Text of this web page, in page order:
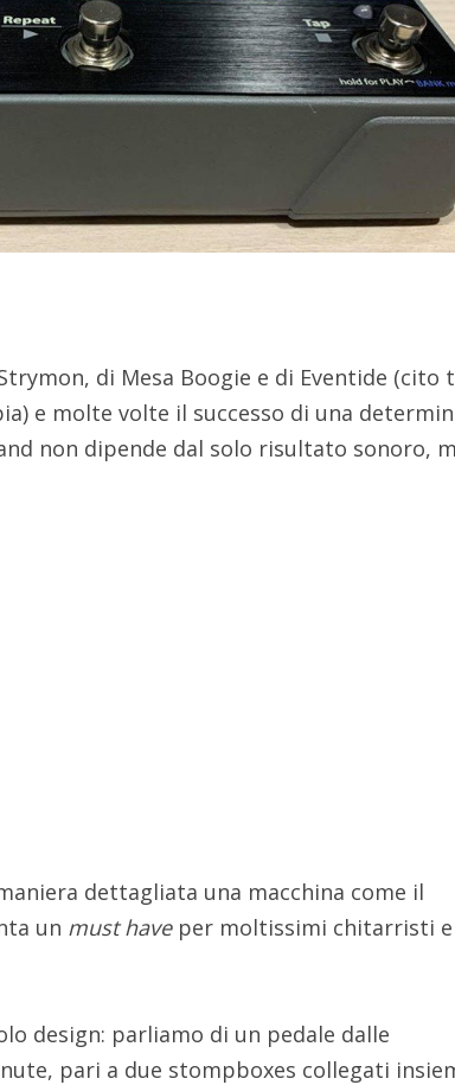
di Mesa Boogie e di Eventide (cito
e molte volte il successo di una
non dipende dal solo risultato sonoro,
dettagliata una macchina come il
un must haveper moltissimi chitarristi
design: parliamo di un pedale dalle
pari a due stompboxes collegati